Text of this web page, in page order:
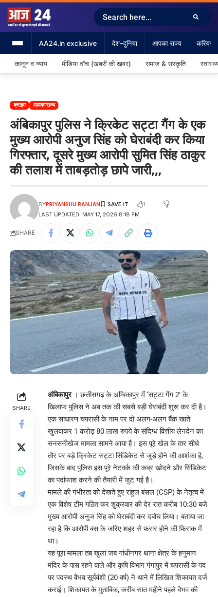
AA24.in exclusive देश–दुनिया आपका राज्य करियर
कानून व न्याय मीडिया वॉच (खबरों की खबर) समाज & संस्कृति
क्राइम आपका राज्य
अंबिकापुर पुलिस ने क्रिकेट सट्टा गैंग के एक
मुख्य आरोपी अनुज सिंह को घेराबंदी कर किया
गिरफ्तार, दूसरे मुख्य आरोपी सुमित सिंह ठाकुर
की तलाश में ताबड़तोड़ छापे जारी,,,
LAST UPDATED: MAY 17, 2026 8:18 PM
BYPRIYANSHU RANJAN 1
SHARE
SHARE
अंबिकापुर। छत्तीसगढ़ के अम्बिकापुर में ‘सट्टा गैंग-2’ के
खिलाफ पुलिस ने अब तक की सबसे बड़ी घेराबंदी शुरू कर दी है।
एक साधारण चपरासी के नाम पर दो अलग-अलग बैंक खाते
खुलवाकर 1 करोड़ 80 लाख रुपये के संदिग्ध वित्तीय लेनदेन का
सनसनीखेज मामला सामने आया है। इस पूरे खेल के तार सीधे
तौर पर बड़े क्रिकेट सट्टा सिंडिकेट से जुड़े होने की आशंका है,
जिसके बाद पुलिस इस पूरे नेटवर्क की कब्र खोदने और सिंडिकेट
का पर्दाफाश करने की तैयारी में जुट गई है।
मामले की गंभीरता को देखते हुए राहुल बंसल (CSP) के नेतृत्व में
एक विशेष टीम गठित कर शुक्रवार की देर रात करीब 10:30 बजे
मुख्य आरोपी अनुज सिंह को घेराबंदी कर दबोच लिया। बताया जा
रहा है कि आरोपी बस के जरिए शहर से फरार होने की फिराक में
था।
यह पूरा मामला तब खुला जब गांधीनगर थाना क्षेत्र के हनुमान
मंदिर के पास रहने वाले और कृषि विभाग गंगापुर में चपरासी के पद
पर पदस्थ वैभव सूर्यवंशी (20 वर्ष) ने थाने में लिखित शिकायत दर्ज
कराई। शिकायत के मुताबिक, करीब सात महीने पहले वैभव की